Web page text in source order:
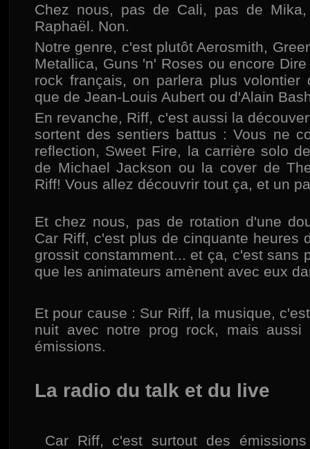
Chez nous, pas de Cali, pas de
Raphaël. Non.
Notre genre, c'est plutôt Aerosmith,
Metallica, Guns 'n' Roses ou encore
rock français, on parlera plus volontier
que de Jean-Louis Aubert ou d'Alain
En revanche, Riff, c'est aussi la
sortent des sentiers battus : Vous ne
reflection, Sweet Fire, la carrière solo
de Michael Jackson ou la cover de
Riff! Vous allez découvrir tout ça, et un
Et chez nous, pas de rotation d'une
Car Riff, c'est plus de cinquante heures
grossit constamment... et ça, c'est sans
que les animateurs amènent avec eux
Et pour cause : Sur Riff, la musique,
nuit avec notre prog rock, mais
émissions.
La radio du talk et du live
Car Riff, c'est surtout des